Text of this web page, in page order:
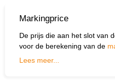
Markingprice
De prijs die aan het slot van
voor de berekening van de
Lees meer...